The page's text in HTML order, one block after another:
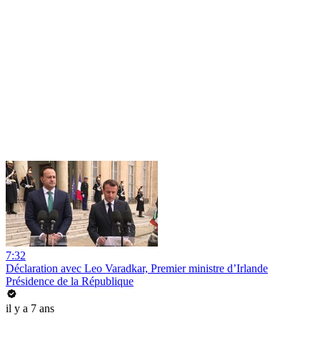
7:32
Déclaration avec Leo Varadkar, Premier ministre d’Irlande
Présidence de la République
il y a 7 ans